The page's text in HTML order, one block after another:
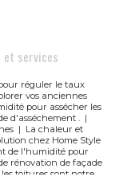
et services
réguler le taux
vos anciennes
pour assécher les
d'asséchement .
|
| La chaleur et
chez Home Style
de l'humidité pour
rénovation de façade
toitures sont notre